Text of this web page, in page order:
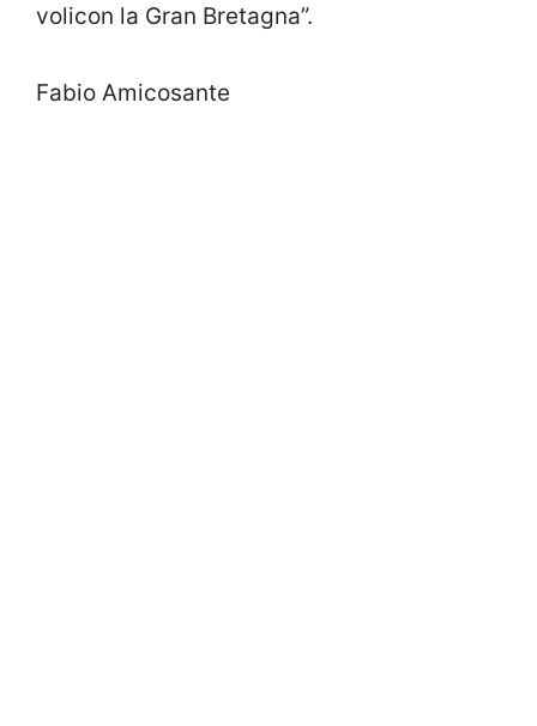
volicon la Gran Bretagna”.
Fabio Amicosante